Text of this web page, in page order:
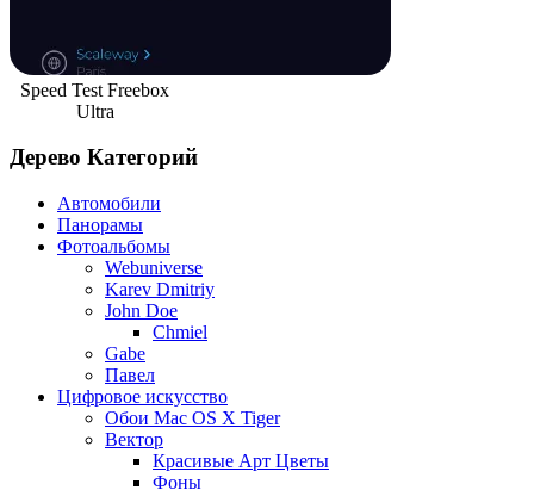
Speed Test Freebox
Ultra
Дерево Категорий
Автомобили
Панорамы
Фотоальбомы
Webuniverse
Karev Dmitriy
John Doe
Chmiel
Gabe
Павел
Цифровое искусство
Обои Mac OS X Tiger
Вектор
Красивые Арт Цветы
Фоны